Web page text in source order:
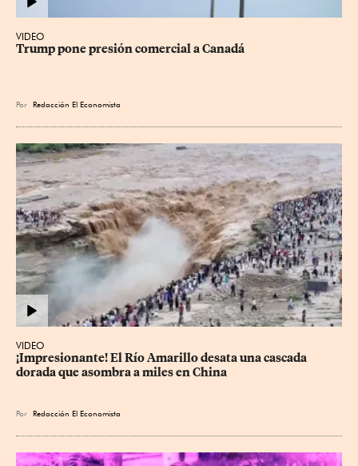
VIDEO
Trump pone presión comercial a Canadá
Por Redacción El Economista
VIDEO
¡Impresionante! El Río Amarillo desata una cascada
dorada que asombra a miles en China
Por Redacción El Economista